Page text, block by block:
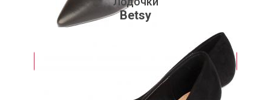
Betsy